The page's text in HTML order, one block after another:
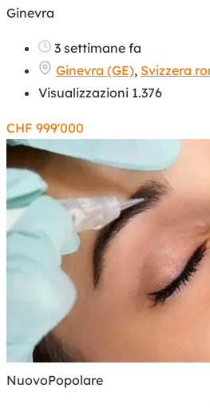
Ginevra
3 settimane fa
Ginevra (GE), Svizzera
Visualizzazioni 1.376
CHF 999'000
NuovoPopolare